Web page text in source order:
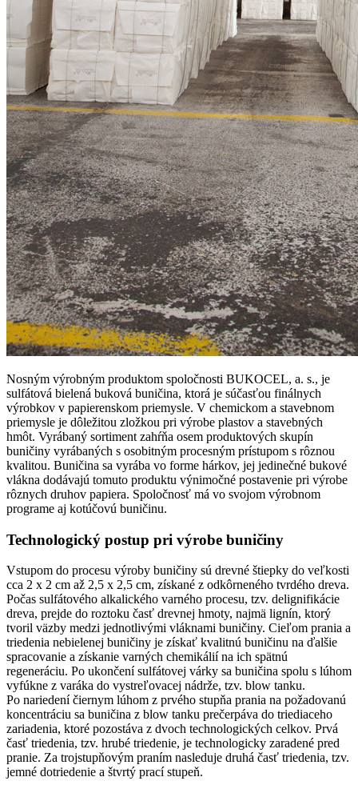
Nosným výrobným produktom spoločnosti BUKOCEL, a. s., je
sulfátová bielená buková buničina, ktorá je súčasťou finálnych
výrobkov v papierenskom priemysle. V chemickom a stavebnom
priemysle je dôležitou zložkou pri výrobe plastov a stavebných
hmôt. Vyrábaný sortiment zahŕňa osem produktových skupín
buničiny vyrábaných s osobitným procesným prístupom s rôznou
kvalitou. Buničina sa vyrába vo forme hárkov, jej jedinečné bukové
vlákna dodávajú tomuto produktu výnimočné postavenie pri výrobe
rôznych druhov papiera. Spoločnosť má vo svojom výrobnom
programe aj kotúčovú buničinu.
Technologický postup pri výrobe buničiny
Vstupom do procesu výroby buničiny sú drevné štiepky do veľkosti
cca 2 x 2 cm až 2,5 x 2,5 cm, získané z odkôrneného tvrdého dreva.
Počas sulfátového alkalického varného procesu, tzv. delignifikácie
dreva, prejde do roztoku časť drevnej hmoty, najmä lignín, ktorý
tvoril väzby medzi jednotlivými vláknami buničiny. Cieľom prania a
triedenia nebielenej buničiny je získať kvalitnú buničinu na ďalšie
spracovanie a získanie varných chemikálií na ich spätnú
regeneráciu. Po ukončení sulfátovej várky sa buničina spolu s lúhom
vyfúkne z varáka do vystreľovacej nádrže, tzv. blow tanku.
Po nariedení čiernym lúhom z prvého stupňa prania na požadovanú
koncentráciu sa buničina z blow tanku prečerpáva do triediaceho
zariadenia, ktoré pozostáva z dvoch technologických celkov. Prvá
časť triedenia, tzv. hrubé triedenie, je technologicky zaradené pred
pranie. Za trojstupňovým praním nasleduje druhá časť triedenia, tzv.
jemné dotriedenie a štvrtý prací stupeň.